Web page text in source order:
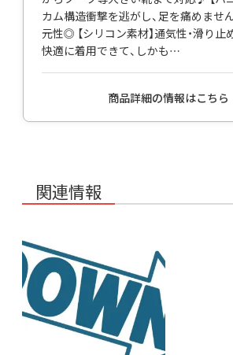
カム構造衝撃を逃がし、足を痛めま
元性◎ 【シリコン素材】通気性・滑り
快適に着用できて、しかも…
商品詳細の情報はこちら
関連情報